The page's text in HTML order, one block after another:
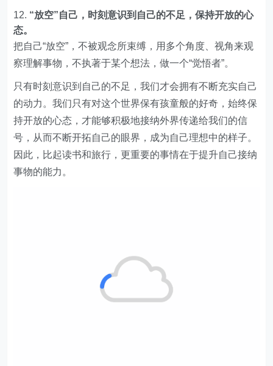
“放空”自己，时刻意识到自己的不足，保持开放的心
态。
把自己“放空”，不被观念所束缚，用多个角度、视角来观
察理解事物，不执著于某个想法，做一个“觉悟者”。
只有时刻意识到自己的不足，我们才会拥有不断充实自己
的动力。我们只有对这个世界保有孩童般的好奇，始终保
持开放的心态，才能够积极地接纳外界传递给我们的信
号，从而不断开拓自己的眼界，成为自己理想中的样子。
因此，比起读书和旅行，更重要的事情在于提升自己接纳
事物的能力。